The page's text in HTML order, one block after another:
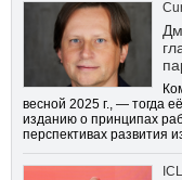
весной 2025 г., — тогда
изданию о принципах
перспективах развития